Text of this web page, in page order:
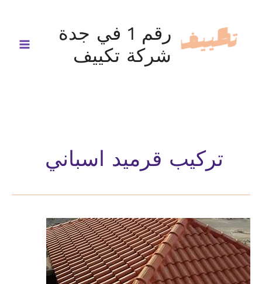
المحتوى
رقم 1 في جدة
شركة تكييف
تركيب قرميد اسباني